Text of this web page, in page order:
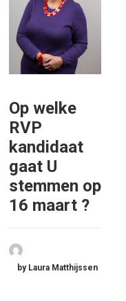
Op welke
RVP
kandidaat
gaat U
stemmen op
16 maart ?
by Laura Matthijssen